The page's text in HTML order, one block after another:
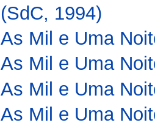
(SdC, 1994)
As Mil e Uma
As Mil e Uma
As Mil e Uma
As Mil e Uma